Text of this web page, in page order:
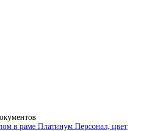
в раме Платинум Персонал, цвет